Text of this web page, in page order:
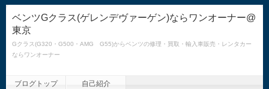
ベンツGクラス(ゲレンデヴァーゲン)ならワンオーナー@
東京
Gクラス(G320・G500・AMG G55)からベンツの修理・買取・輸入車販売・レンタカー
ならワンオーナー
ブログトップ 自己紹介